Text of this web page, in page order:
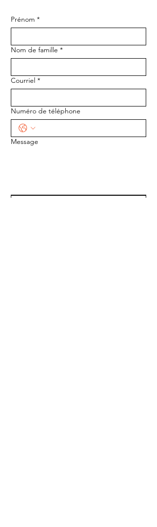
Prénom *
Nom de famille *
Courriel *
Numéro de téléphone
Message